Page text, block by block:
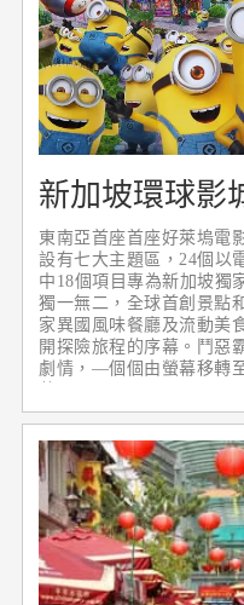
新加坡環球影
東南亞首座首座好萊塢電
設有七大主題區，24個以
中18個項目專為新加坡獨
獨一無二，全球首創景點
家異國風味餐廳及流動美
開探險旅程的序幕。鬥惡
劇情，—個個由螢幕移轉